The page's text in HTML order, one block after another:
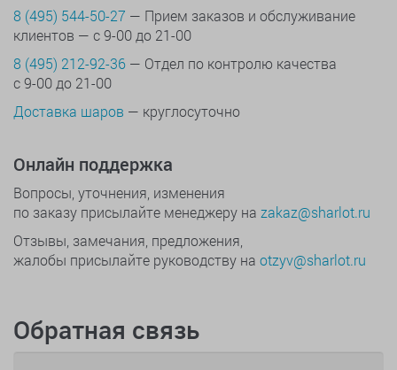
8 (495) 544-50-27 — Прием заказов и обслуживание
клиентов — с 9-00 до 21-00
8 (495) 212-92-36 — Отдел по контролю качества
с 9-00 до 21-00
Доставка шаров — круглосуточно
Онлайн поддержка
Вопросы, уточнения, изменения
по заказу присылайте менеджеру на zakaz@sharlot.ru
Отзывы, замечания, предложения,
жалобы присылайте руководству на otzyv@sharlot.ru
Обратная связь